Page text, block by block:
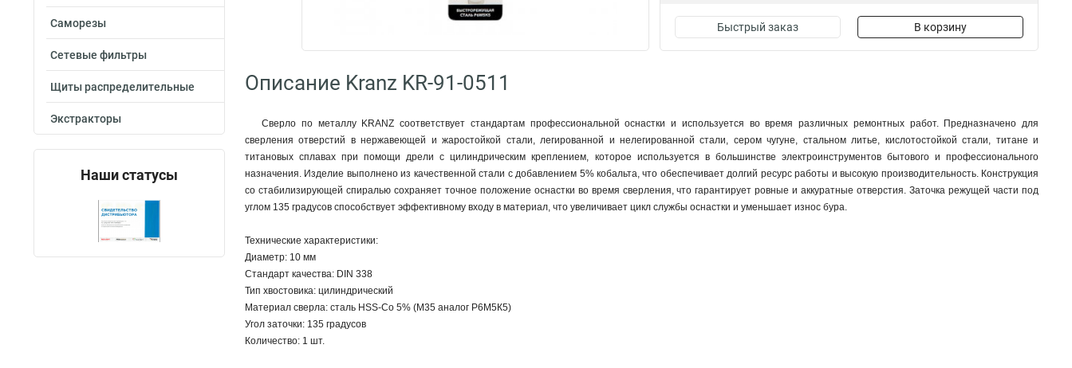
Саморезы
Сетевые фильтры
Щиты распределительные
Экстракторы
Наши статусы
Быстрый заказ В корзину
Описание Kranz KR-91-0511
Сверло по металлу KRANZ соответствует стандартам профессиональной оснастки и используется во время различных ремонтных работ. Предназначено для
сверления отверстий в нержавеющей и жаростойкой стали, легированной и нелегированной стали, сером чугуне, стальном литье, кислотостойкой стали, титане и
титановых сплавах при помощи дрели с цилиндрическим креплением, которое используется в большинстве электроинструментов бытового и профессионального
назначения. Изделие выполнено из качественной стали с добавлением 5% кобальта, что обеспечивает долгий ресурс работы и высокую производительность. Конструкция
со стабилизирующей спиралью сохраняет точное положение оснастки во время сверления, что гарантирует ровные и аккуратные отверстия. Заточка режущей части под
углом 135 градусов способствует эффективному входу в материал, что увеличивает цикл службы оснастки и уменьшает износ бура.
Технические характеристики:
Диаметр: 10 мм
Стандарт качества: DIN 338
Тип хвостовика: цилиндрический
Материал сверла: сталь HSS-Co 5% (М35 аналог Р6М5К5)
Угол заточки: 135 градусов
Количество: 1 шт.